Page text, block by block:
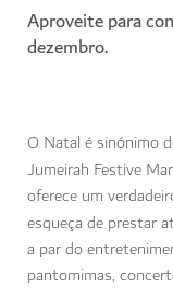
Aproveite para
dezembro.
O Natal é sinónimo
Jumeirah Festive
oferece um
esqueça de prestar
a par do
pantomimas,